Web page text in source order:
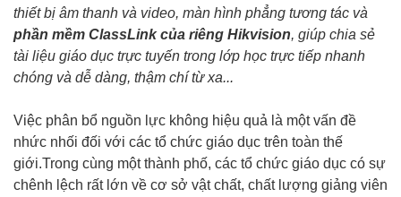
thiết bị âm thanh và video, màn hình phẳng tương tác và
phần mềm ClassLink của riêng Hikvision, giúp chia sẻ
tài liệu giáo dục trực tuyến trong lớp học trực tiếp nhanh
chóng và dễ dàng, thậm chí từ xa...
Việc phân bổ nguồn lực không hiệu quả là một vấn đề
nhức nhối đối với các tổ chức giáo dục trên toàn thế
giới.Trong cùng một thành phố, các tổ chức giáo dục có sự
chênh lệch rất lớn về cơ sở vật chất, chất lượng giảng viên